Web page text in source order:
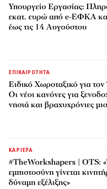
Υπουργείο Εργασίας:
εκατ. ευρώ από e-ΕΦΚΑ
έως τις 14 Αυγούστου
ΕΠΙΚΑΙΡΟΤΗΤΑ
Ειδικό Χωροταξικό για
Οι νέοι κανόνες για
νησιά και βραχυχρόνιες
ΚΑΡΙΕΡΑ
#TheWorkshapers | OTS:
εμπιστοσύνη γίνεται
δύναμη εξέλιξης»